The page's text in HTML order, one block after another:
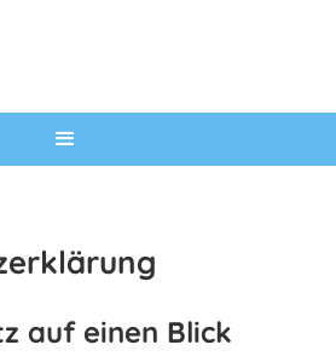
auf einen Blick